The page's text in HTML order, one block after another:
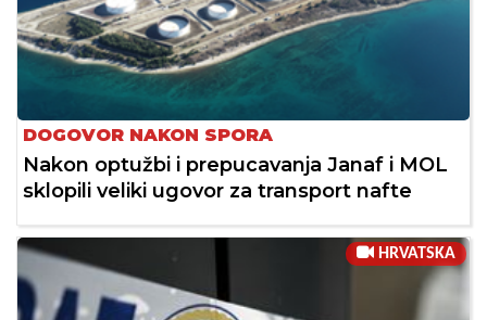
DOGOVOR NAKON SPORA
Nakon optužbi i prepucavanja Janaf i MOL
sklopili veliki ugovor za transport nafte
HRVATSKA